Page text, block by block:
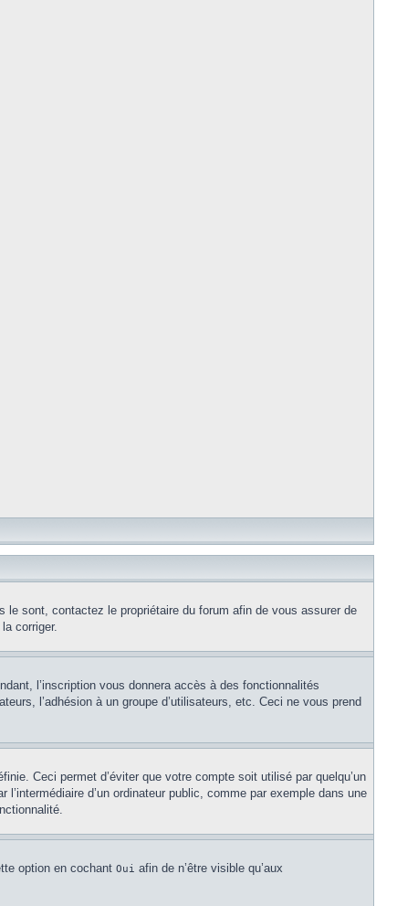
le sont, contactez le propriétaire du forum afin de vous assurer de
corriger.
l’inscription vous donnera accès à des fonctionnalités
l’adhésion à un groupe d’utilisateurs, etc. Ceci ne vous prend
Ceci permet d’éviter que votre compte soit utilisé par quelqu’un
d’un ordinateur public, comme par exemple dans une
option en cochant Oui afin de n’être visible qu’aux